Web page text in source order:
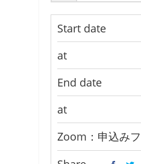
Start date
at
End date
at
Zoom：申込み